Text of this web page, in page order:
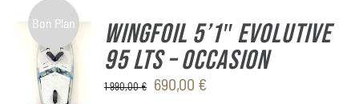
Bon Plan
WINGFOIL 5’1″ Evolutive
95 Lts – OCCASION
1 990,00€
Le
690,00 €